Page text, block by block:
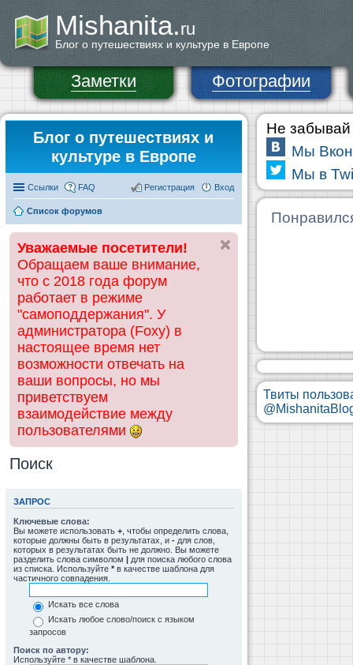
Mishanita.ru
Блог о путешествиях и культуре в Европе
Заметки Фотографии
Блог о путешествиях и
культуре в Европе
Ссылки FAQ Вход
Регистрация
Список форумов
Уважаемые посетители!
Обращаем ваше внимание,
что с 2018 года форум
работает в режиме
"самоподдержания". У
администратора (Foxy) в
настоящее время нет
возможности отвечать на
ваши вопросы, но мы
приветствуем
взаимодействие между
пользователями
Поиск
ЗАПРОС
Ключевые слова:
Вы можете использовать + , чтобы определить слова,
которые должны быть в результатах, и - для слов,
которых в результатах быть не должно. Вы можете
разделить слова символом | для поиска любого слова
из списка. Используйте * в качестве шаблона для
частичного совпадения.
Искать все слова
Искать любое слово/поиск с языком
запросов
Поиск по автору:
Используйте * в качестве шаблона.
Не забывай
Мы
Мы в
Твиты